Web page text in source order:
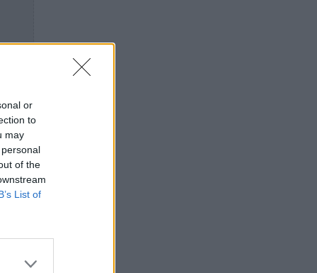
or
to
may
of the
List of